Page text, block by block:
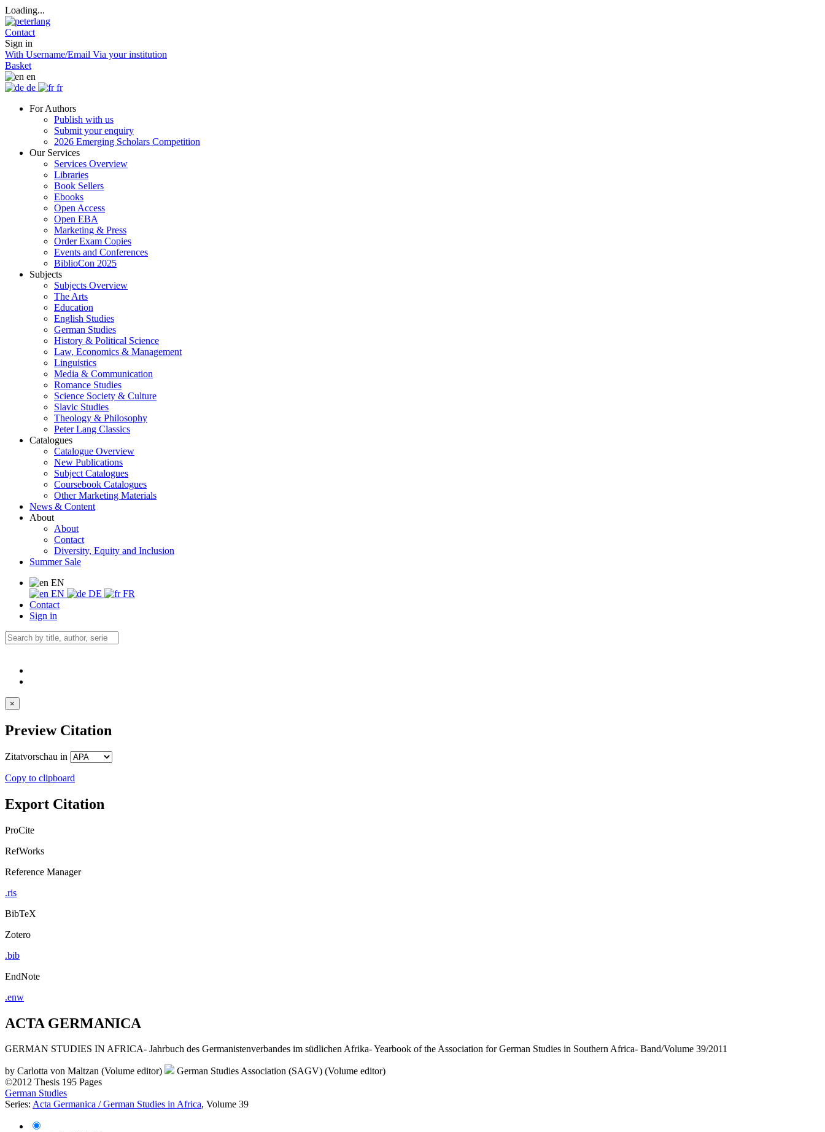
Loading...
Contact
Sign in
With Username/Email Via your institution
Basket
en
de
fr
For Authors
Publish with us
Submit your enquiry
2026 Emerging Scholars Competition
Our Services
Services Overview
Libraries
Book Sellers
Ebooks
Open Access
Open EBA
Marketing & Press
Order Exam Copies
Events and Conferences
BiblioCon 2025
Subjects
Subjects Overview
The Arts
Education
English Studies
German Studies
History & Political Science
Law, Economics & Management
Linguistics
Media & Communication
Romance Studies
Science Society & Culture
Slavic Studies
Theology & Philosophy
Peter Lang Classics
Catalogues
Catalogue Overview
New Publications
Subject Catalogues
Coursebook Catalogues
Other Marketing Materials
News & Content
About
About
Contact
Diversity, Equity and Inclusion
Summer Sale
EN
EN
DE
FR
Contact
Sign in
×
Preview Citation
Zitatvorschau in
Copy to clipboard
Export Citation
ProCite
RefWorks
Reference Manager
.ris
BibTeX
Zotero
.bib
EndNote
.enw
ACTA GERMANICA
GERMAN STUDIES IN AFRICA- Jahrbuch des Germanistenverbandes im südlichen Afrika- Yearbook of the Association for German Studies in Southern Africa- Band/Volume 39/2011
by Carlotta von Maltzan (Volume editor)
German Studies Association (SAGV) (Volume editor)
©2012 Thesis 195 Pages
German Studies
Series: Acta Germanica / German Studies in Africa, Volume 39